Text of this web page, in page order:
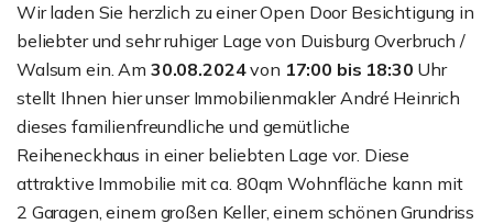
Wir laden Sie herzlich zu einer Open Door Besichtigung in
beliebter und sehr ruhiger Lage von Duisburg Overbruch /
Walsum ein. Am 30.08.2024von 17:00 bis 18:30 Uhr
stellt Ihnen hier unser Immobilienmakler André Heinrich
dieses familienfreundliche und gemütliche
Reiheneckhaus in einer beliebten Lage vor. Diese
attraktive Immobilie mit ca. 80qm Wohnfläche kann mit
2 Garagen, einem großen Keller, einem schönen Grundriss